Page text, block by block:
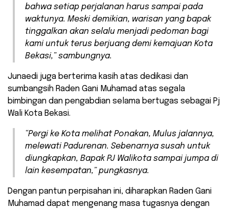
bahwa setiap perjalanan harus sampai pada
waktunya. Meski demikian, warisan yang bapak
tinggalkan akan selalu menjadi pedoman bagi
kami untuk terus berjuang demi kemajuan Kota
Bekasi,” sambungnya.
Junaedi juga berterima kasih atas dedikasi dan
sumbangsih Raden Gani Muhamad atas segala
bimbingan dan pengabdian selama bertugas sebagai Pj
Wali Kota Bekasi.
“Pergi ke Kota melihat Ponakan, Mulus jalannya,
melewati Padurenan. Sebenarnya susah untuk
diungkapkan, Bapak PJ Walikota sampai jumpa di
lain kesempatan,” pungkasnya.
Dengan pantun perpisahan ini, diharapkan Raden Gani
Muhamad dapat mengenang masa tugasnya dengan